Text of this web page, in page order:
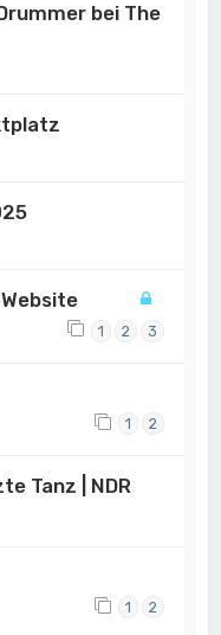
bei The
1 2 3
1 2
Tanz | NDR
1 2